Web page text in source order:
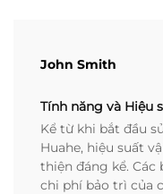
John Smith
Tính năng và Hiệu
Kể từ khi bắt đầu
Huahe, hiệu suất
thiện đáng kể. Các
chi phí bảo trì của